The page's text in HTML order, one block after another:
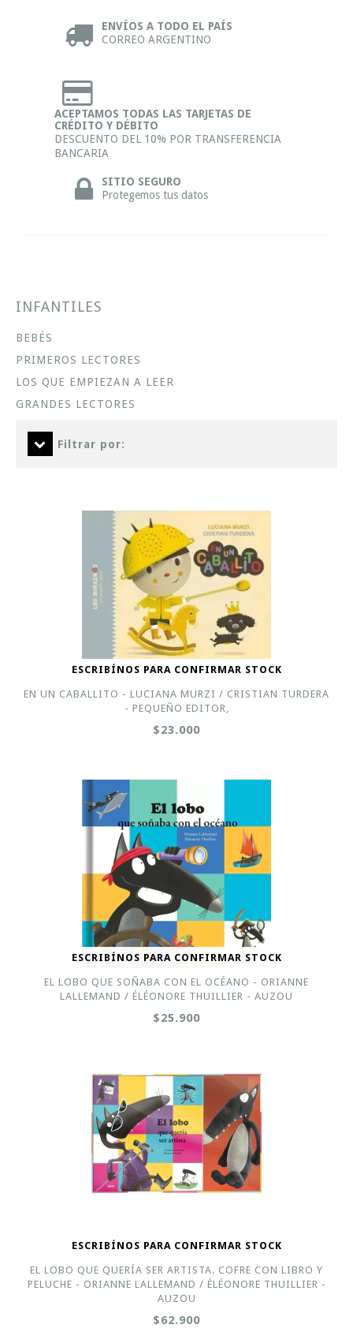
ENVÍOS A TODO EL PAÍS
CORREO ARGENTINO
ACEPTAMOS TODAS LAS TARJETAS DE
CRÉDITO Y DÉBITO
DESCUENTO DEL 10% POR TRANSFERENCIA
BANCARIA
SITIO SEGURO
Protegemos tus datos
INFANTILES
BEBÉS
PRIMEROS LECTORES
LOS QUE EMPIEZAN A LEER
GRANDES LECTORES
Filtrar por:
ESCRIBÍNOS PARA CONFIRMAR STOCK
EN UN CABALLITO - LUCIANA MURZI / CRISTIAN TURDERA
- PEQUEÑO EDITOR,
$23.000
ESCRIBÍNOS PARA CONFIRMAR STOCK
EL LOBO QUE SOÑABA CON EL OCÉANO - ORIANNE
LALLEMAND / ÉLÉONORE THUILLIER - AUZOU
$25.900
ESCRIBÍNOS PARA CONFIRMAR STOCK
EL LOBO QUE QUERÍA SER ARTISTA. COFRE CON LIBRO Y
PELUCHE - ORIANNE LALLEMAND / ÉLÉONORE THUILLIER -
AUZOU
$62.900